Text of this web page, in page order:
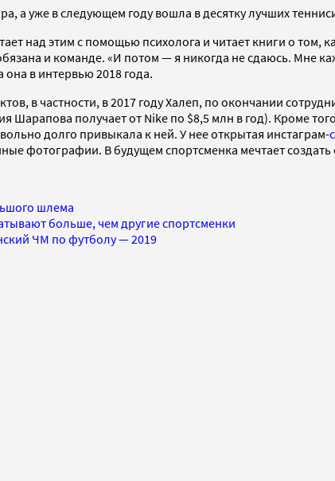
а уже в следующем году вошла в десятку лучших
над этим с помощью психолога и читает книги о том,
и команде. «И потом — я никогда не сдаюсь. Мне
в интервью 2018 года.
в частности, в 2017 году Халеп, по окончании
Шарапова получает от Nike по $8,5 млн в год). Кроме
долго привыкала к ней. У нее открытая инстаграм-
фотографии. В будущем спортсменка мечтает
шлема
больше, чем другие спортсменки
ЧМ по футболу — 2019